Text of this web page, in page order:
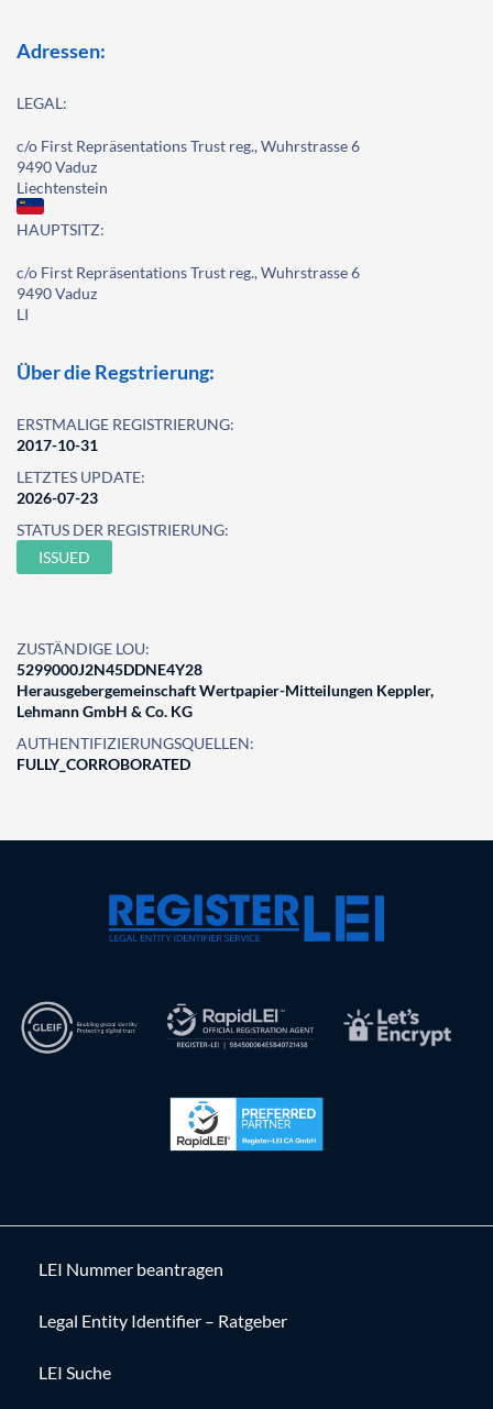
Adressen:
LEGAL:
c/o First Repräsentations Trust reg., Wuhrstrasse 6
9490 Vaduz
Liechtenstein
HAUPTSITZ:
c/o First Repräsentations Trust reg., Wuhrstrasse 6
9490 Vaduz
LI
Über die Regstrierung:
ERSTMALIGE REGISTRIERUNG:
2017-10-31
LETZTES UPDATE:
2026-07-23
STATUS DER REGISTRIERUNG:
ISSUED
ZUSTÄNDIGE LOU:
5299000J2N45DDNE4Y28
Herausgebergemeinschaft Wertpapier-Mitteilungen Keppler,
Lehmann GmbH & Co. KG
AUTHENTIFIZIERUNGSQUELLEN:
FULLY_CORROBORATED
LEI Nummer beantragen
Legal Entity Identifier – Ratgeber
LEI Suche